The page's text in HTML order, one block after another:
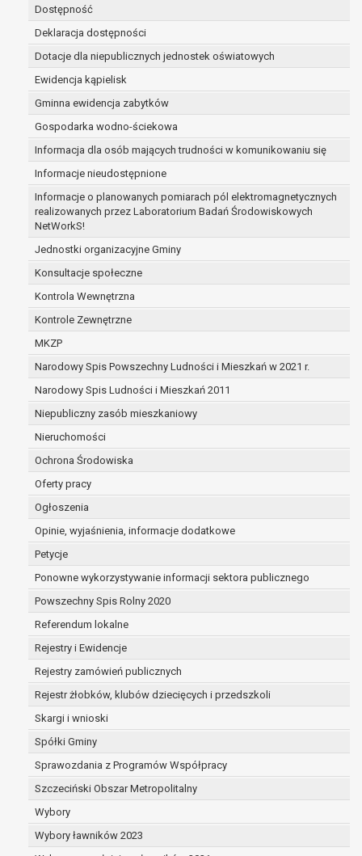
Dostępność
Deklaracja dostępności
Dotacje dla niepublicznych jednostek oświatowych
Ewidencja kąpielisk
Gminna ewidencja zabytków
Gospodarka wodno-ściekowa
Informacja dla osób mających trudności w komunikowaniu się
Informacje nieudostępnione
Informacje o planowanych pomiarach pól elektromagnetycznych
realizowanych przez Laboratorium Badań Środowiskowych
NetWorkS!
Jednostki organizacyjne Gminy
Konsultacje społeczne
Kontrola Wewnętrzna
Kontrole Zewnętrzne
MKZP
Narodowy Spis Powszechny Ludności i Mieszkań w 2021 r.
Narodowy Spis Ludności i Mieszkań 2011
Niepubliczny zasób mieszkaniowy
Nieruchomości
Ochrona Środowiska
Oferty pracy
Ogłoszenia
Opinie, wyjaśnienia, informacje dodatkowe
Petycje
Ponowne wykorzystywanie informacji sektora publicznego
Powszechny Spis Rolny 2020
Referendum lokalne
Rejestry i Ewidencje
Rejestry zamówień publicznych
Rejestr żłobków, klubów dziecięcych i przedszkoli
Skargi i wnioski
Spółki Gminy
Sprawozdania z Programów Współpracy
Szczeciński Obszar Metropolitalny
Wybory
Wybory ławników 2023
na podstawie zgody osoby, której dane dotyczą
przetwarzanie odbywa się do czasu wycofania tej
zgody.
W przypadku, gdy dane osobowe przetwarzane są
w celu zawarcia i realizacji umowy przetwarzanie
odbywa się przez okres niezbędny do realizacji
zawartej umowy, a po tym czasie w zakresie
wymaganym przez przepisy prawa lub dla
zabezpieczenia ewentualnych roszczeń, a w
przypadku wyrażenia zgody na przetwarzanie
danych po zakończeniu i rozliczeniu umowy, do
czasu wycofania tej zgody.
Ponadto w przypadku umów o dofinansowanie
dane osobowe od momentu pozyskania
przechowywane są przez okres wynikający z
umowy o dofinansowanie zawartej między
beneficjentem a określoną instytucją, trwałości
danego projektu i konieczności zachowania
dokumentacji projektu do celów kontrolnych.
W związku z przetwarzaniem przez
administratora danych osobowych przysługuje
Pani/Panu:
prawo dostępu do treści danych oraz
otrzymywania ich kopii na podstawie art. 15
RODO;
prawo do żądania sprostowania danych na
podstawie art. 16 RODO,
niekompletne;
prawo do żądania usunięcia danych
zapomnianym) na podstawie art. 17 RODO,
w przypadku gdy:
dane nie są już niezbędne do celów,
dla których były zebrane lub w inny
sposób przetwarzane,
osoba, której dane dotyczą, wniosła
sprzeciw wobec przetwarzania
danych osobowych,
zgodę na przetwarzanie danych
osobowych, która jest podstawą
przetwarzania danych i nie ma innej
podstawy prawnej przetwarzania
danych,
dane osobowe przetwarzane są
niezgodnie z prawem,